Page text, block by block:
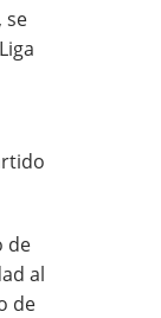
se
de
al
de